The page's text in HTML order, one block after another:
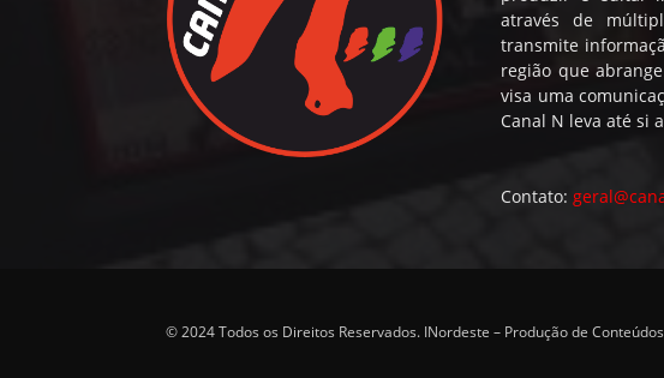
através de
transmite
região que
visa uma
Canal N leva até si a
Contato:
© 2024 Todos os Direitos Reservados. INordeste – Produção de